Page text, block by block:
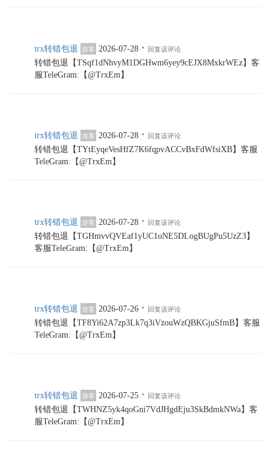
trx转错包退 游客 2026-07-28 · 回复该评论
转错包退【TSqf1dNhvyM1DGHwm6yey9cEJX8MxkrWEz】客
服TeleGram:【@TrxEm】
trx转错包退 游客 2026-07-28 · 回复该评论
转错包退【TYtEyqeVesHfZ7K6fqpvACCvBxFdWfsiXB】客服
TeleGram:【@TrxEm】
trx转错包退 游客 2026-07-28 · 回复该评论
转错包退【TGHmvvQVEaf1yUC1oNE5DLogBUgPu5UzZ3】
客服TeleGram:【@TrxEm】
trx转错包退 游客 2026-07-26 · 回复该评论
转错包退【TF8Yi62A7zp3Lk7q3iVzouWzQBKGjuSfmB】客服
TeleGram:【@TrxEm】
trx转错包退 游客 2026-07-25 · 回复该评论
转错包退【TWHNZ5yk4qoGni7VdJHgdEju3SkBdmkNWa】客
服TeleGram:【@TrxEm】